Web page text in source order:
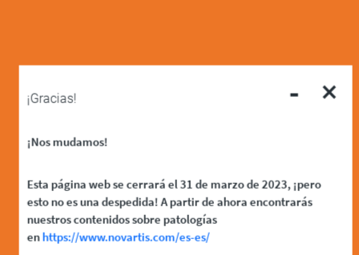
- ×
¡Gracias!
¡Nos mudamos!
Esta página web se cerrará el 31 de marzo de 2023, ¡pero
esto no es una despedida! A partir de ahora encontrarás
nuestros contenidos sobre patologías
enhttps://www.novartis.com/es-es/